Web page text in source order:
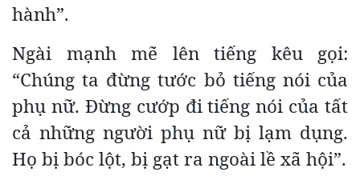
hành”.
Ngài mạnh mẽ lên tiếng kêu gọi:
“Chúng ta đừng tước bỏ tiếng nói của
phụ nữ. Đừng cướp đi tiếng nói của tất
cả những người phụ nữ bị lạm dụng.
Họ bị bóc lột, bị gạt ra ngoài lề xã hội”.